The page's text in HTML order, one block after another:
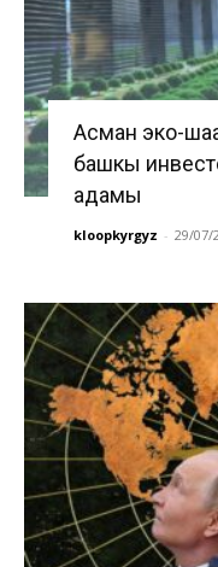
Асман эко-
башкы
адамы
kloopkyrgyz - 29/07/